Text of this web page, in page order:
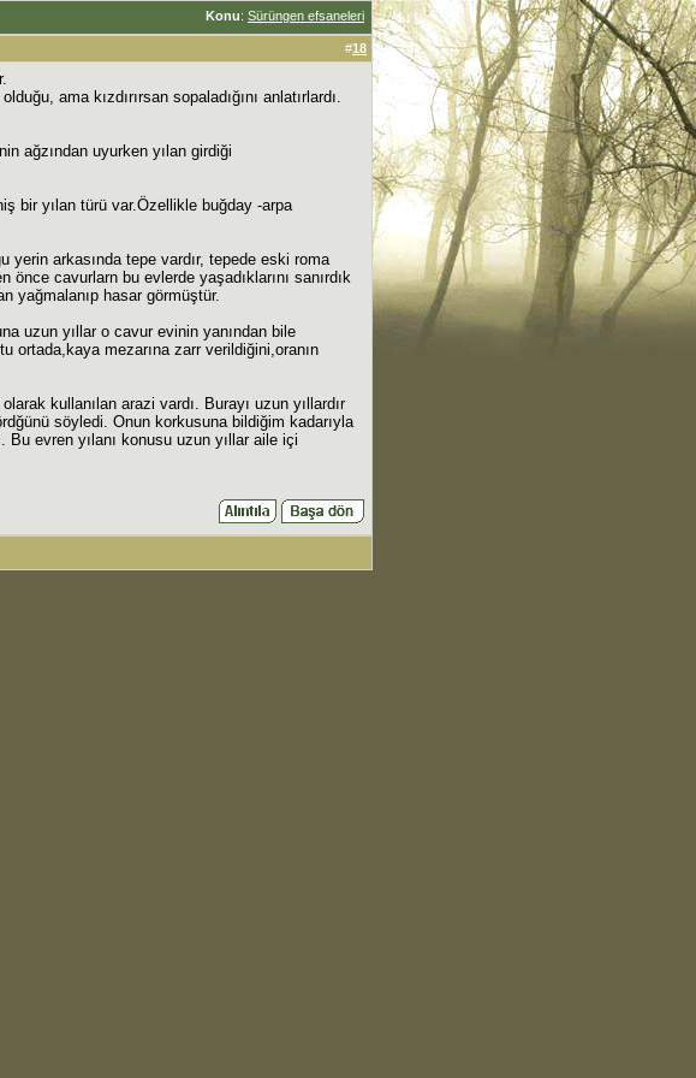
Konu: Sürüngen efsaneleri
#18
ama kızdırırsan sopaladığını anlatırlardı.
ağzından uyurken yılan girdiği
bir yılan türü var.Özellikle buğday -arpa
yerin arkasında tepe vardır, tepede eski roma
cavurlarn bu evlerde yaşadıklarını sanırdık
yağmalanıp hasar görmüştür.
uzun yıllar o cavur evinin yanından bile
ortada,kaya mezarına zarr verildiğini,oranın
kullanılan arazi vardı. Burayı uzun yıllardır
söyledi. Onun korkusuna bildiğim kadarıyla
evren yılanı konusu uzun yıllar aile içi